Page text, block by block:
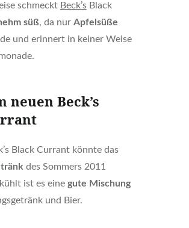
schmeckt Beck’sBlack
süß, da nur Apfelsüße
und erinnert in keiner Weise
neuen Beck’s
Black Currant könnte das
des Sommers 2011
ist es eine gute Mischung
und Bier.